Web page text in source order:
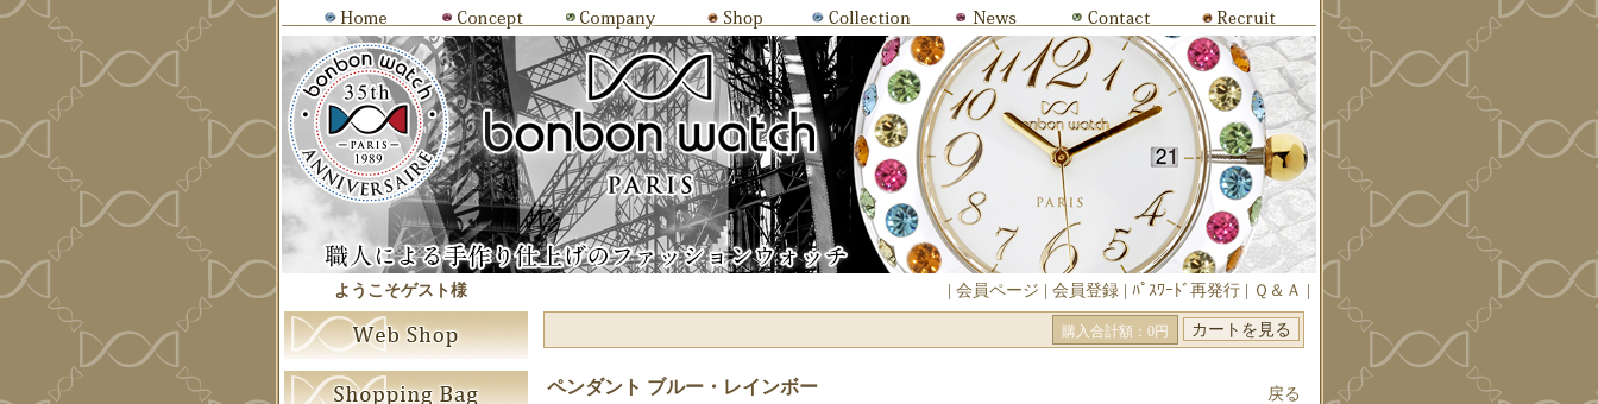
ようこそゲスト様 会員ページ 会員登録 ﾊﾟｽﾜｰﾄﾞ再発行 Ｑ＆Ａ
購入合計額：0円
ペンダント ブルー・レインボー 戻る